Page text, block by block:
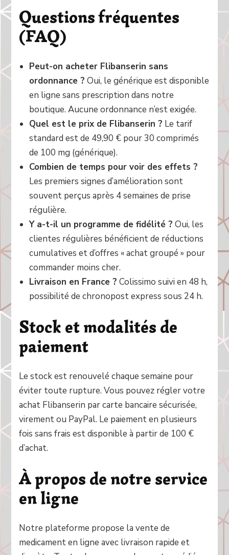
Questions fréquentes
(FAQ)
Peut-on acheter Flibanserin sans
ordonnance ? Oui, le générique est disponible
en ligne sans prescription dans notre
boutique. Aucune ordonnance n’est exigée.
Quel est le prix de Flibanserin ? Le tarif
standard est de 49,90 € pour 30 comprimés
de 100 mg (générique).
Combien de temps pour voir des effets ?
Les premiers signes d’amélioration sont
souvent perçus après 4 semaines de prise
régulière.
Y a-t-il un programme de fidélité ? Oui, les
clientes régulières bénéficient de réduc­tions
cumulatives et d’offres « achat groupé » pour
commander moins cher.
Livraison en France ? Colissimo suivi en 48 h,
possibilité de chronopost express sous 24 h.
Stock et modalités de
paiement
Le stock est renouvelé chaque semaine pour
éviter toute rupture. Vous pouvez régler votre
achat Flibanserin par carte bancaire sécurisée,
virement ou PayPal. Le paiement en plusieurs
fois sans frais est disponible à partir de 100 €
d’achat.
À propos de notre service
en ligne
Notre plateforme propose la vente de
medicament en ligne avec livraison rapide et